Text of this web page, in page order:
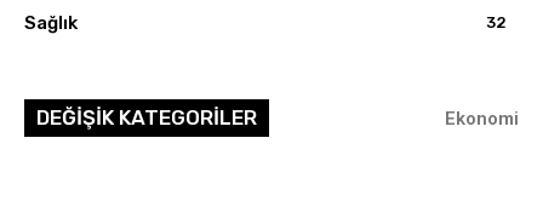
Sağlık 32
DEĞİŞİK KATEGORİLER Ekonomi